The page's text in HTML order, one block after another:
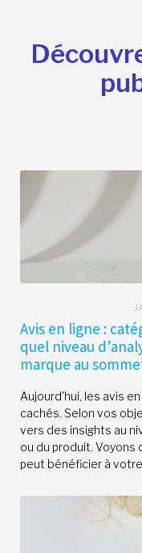
Avis en ligne :
quel niveau
marque au
Aujourd'hui, les avis
cachés. Selon vos
vers des insights au
ou du produit.
peut bénéficier à